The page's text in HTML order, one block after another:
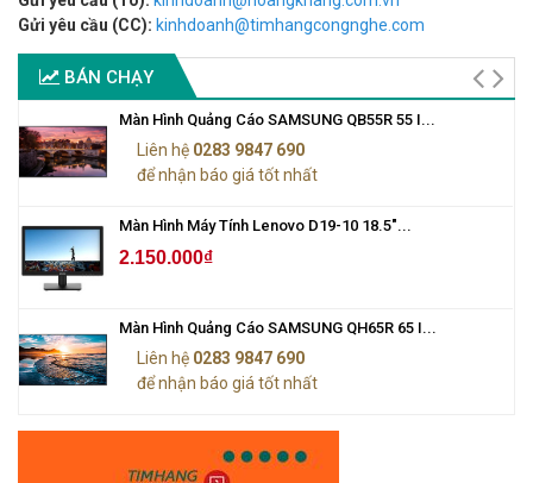
Gửi yêu cầu (CC): kinhdoanh@timhangcongnghe.com
BÁN CHẠY
Màn Hình Quảng Cáo SAMSUNG QB55R 55 I...
Liên hệ 0283 9847 690
để nhận báo giá tốt nhất
Màn Hình Máy Tính Lenovo D19-10 18.5"...
2.150.000₫
Màn Hình Quảng Cáo SAMSUNG QH65R 65 I...
Liên hệ 0283 9847 690
để nhận báo giá tốt nhất